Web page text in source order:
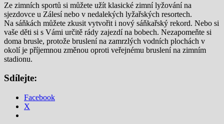
Ze zimních sportů si můžete užít klasické zimní lyžování na
sjezdovce u Zálesí nebo v nedalekých lyžařských resortech.
Na sáňkách můžete zkusit vytvořit i nový sáňkařský rekord. Nebo si
vaše děti si s Vámi určitě rády zajezdí na bobech. Nezapomeňte si
doma brusle, protože bruslení na zamrzlých vodních plochách v
okolí je příjemnou změnou oproti veřejnému bruslení na zimním
stadionu.
Sdílejte:
Facebook
X